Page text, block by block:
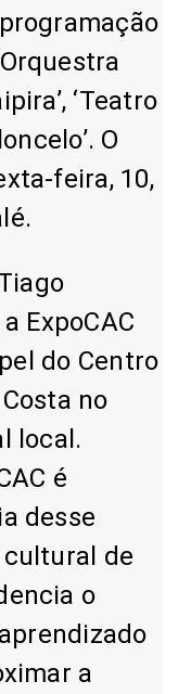
‘Teatro
O
feira, 10,
ExpoCAC
do Centro
no
local.
é
desse
de
o
a